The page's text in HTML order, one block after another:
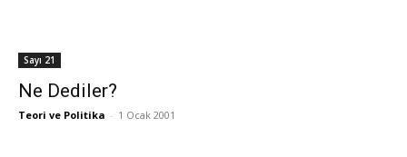
Sayı 21
Ne Dediler?
Teori ve Politika - 1 Ocak 2001